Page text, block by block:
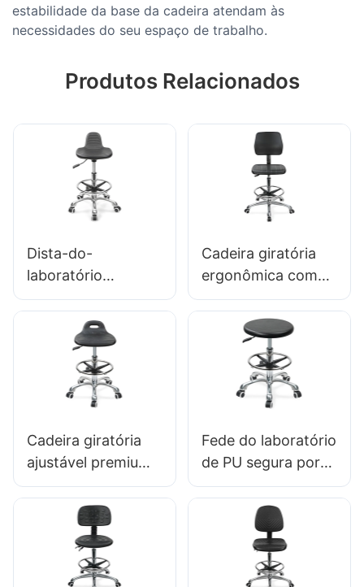
estabilidade da base da cadeira atendam às
necessidades do seu espaço de trabalho.
Produtos Relacionados
Dista-do-
laboratório
personalizado da
PU SEMP003
Cadeira giratória
ergonômica com
assento de espuma
intergal de encosta
& ESD Science Lab
Falt-Ajustable Foot
Ring & Base de 5
estrelas de alumínio
Soas de limpeza
Cadeira giratória
ajustável premium
com alça, assento
de espuma intergal
& PU REGO DE
PEDE ADEXO DE
ALTULAÇÃO DO
Fede do laboratório
de PU segura por
ESD com elevador
de gás & Ajuste do
anel de pé de altura
de alumínio Base
de cinco estrelas